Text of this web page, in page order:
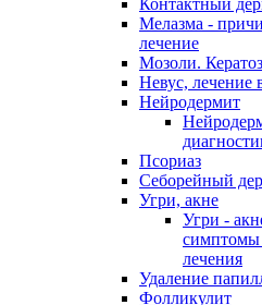
Контактный
Мелазма -
лечение
Мозоли.
Невус,
Нейродермит
Псориаз
Себорейный
Угри, акне
Угри -
симптомы
лечения
Удаление
Фолликулит